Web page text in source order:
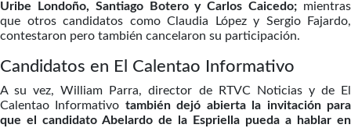
Uribe Londoño, Santiago Botero y Carlos Caicedo; mientras
que otros candidatos como Claudia López y Sergio Fajardo,
contestaron pero también cancelaron su participación.
Candidatos en El Calentao Informativo
A su vez, William Parra, director de RTVC Noticias y de El
Calentao Informativo también dejó abierta la invitación para
que el candidato Abelardo de la Espriella pueda a hablar en